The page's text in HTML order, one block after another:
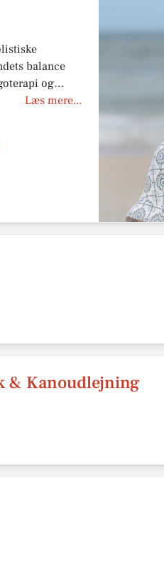
balance
og
smerter. Få
og
Læs mere...
& Kanoudlejning